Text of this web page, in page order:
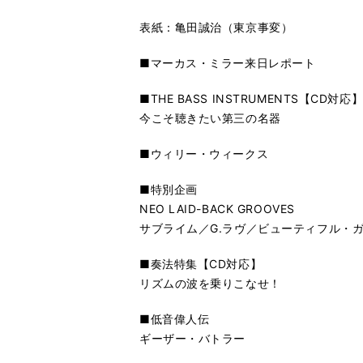
表紙：亀田誠治（東京事変）
■マーカス・ミラー来日レポート
■THE BASS INSTRUMENTS【CD対応】
今こそ聴きたい第三の名器
■ウィリー・ウィークス
■特別企画
NEO LAID-BACK GROOVES
サブライム／G.ラヴ／ビューティフル・
■奏法特集【CD対応】
リズムの波を乗りこなせ！
■低音偉人伝
ギーザー・バトラー